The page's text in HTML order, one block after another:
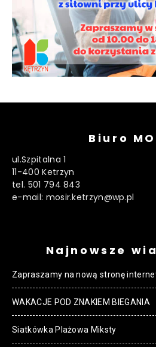
Biuro
ul.Szpitalna 1
11-400 Ketrzyn
tel. 501 794 843
e-mail: mosir.ketrzyn@wp.pl
Najnowsze
Zapraszamy na nową stronę
WAKACJE POD ZNAKIEM BIEGANIA
Siatkówka Plażowa Miksty